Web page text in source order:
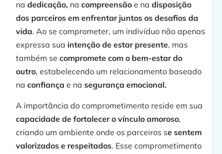
na dedicação, nacompreensão e nadisposição
dos parceiros em enfrentar juntos os desafios da
vida. Ao se comprometer, um indivíduo não apenas
expressa sua intenção de estar presente, mas
também secompromete com o bem-estar do
outro, estabelecendo um relacionamento baseado
naconfiança e na segurança emocional.
A importância do comprometimento reside em sua
capacidade de fortalecer o vínculo amoroso,
criando um ambiente onde os parceiros se sentem
valorizados e respeitados. Esse comprometimento